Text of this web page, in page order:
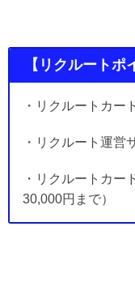
【リクルートポ
・リクルートカー
・リクルート運営
・リクルートカー
30,000円まで）